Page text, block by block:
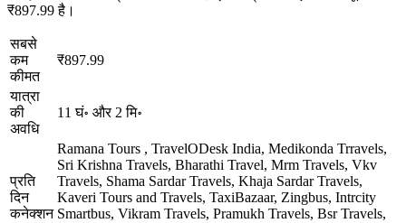
₹897.99 है।
सबसे
कम
कीमत
₹897.99
यात्रा
की
अवधि
11 घं॰ और 2 मि॰
प्रति
दिन
कनेक्शन
Ramana Tours , TravelODesk India, Medikonda Trravels,
Sri Krishna Travels, Bharathi Travel, Mrm Travels, Vkv
Travels, Shama Sardar Travels, Khaja Sardar Travels,
Kaveri Tours and Travels, TaxiBazaar, Zingbus, Intrcity
Smartbus, Vikram Travels, Pramukh Travels, Bsr Travels,